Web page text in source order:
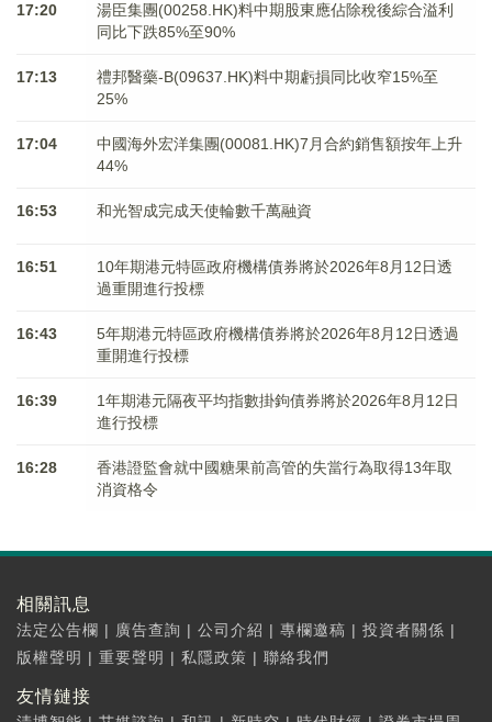
17:20
湯臣集團(00258.HK)料中期股東應佔除稅後綜合溢利
同比下跌85%至90%
17:13
禮邦醫藥-B(09637.HK)料中期虧損同比收窄15%至
25%
17:04
中國海外宏洋集團(00081.HK)7月合約銷售額按年上升
44%
16:53 和光智成完成天使輪數千萬融資
16:51
10年期港元特區政府機構債券將於2026年8月12日透
過重開進行投標
16:43
5年期港元特區政府機構債券將於2026年8月12日透過
重開進行投標
16:39
1年期港元隔夜平均指數掛鉤債券將於2026年8月12日
進行投標
16:28
香港證監會就中國糖果前高管的失當行為取得13年取
消資格令
相關訊息
法定公告欄 | 廣告查詢 | 公司介紹 | 專欄邀稿 | 投資者關係 |
版權聲明 | 重要聲明 | 私隱政策 | 聯絡我們
友情鏈接